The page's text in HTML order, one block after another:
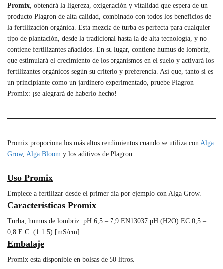
Promix, obtendrá la ligereza, oxigenación y vitalidad que espera de un
producto Plagron de alta calidad, combinado con todos los beneficios de
la fertilización orgánica. Esta mezcla de turba es perfecta para cualquier
tipo de plantación, desde la tradicional hasta la de alta tecnología, y no
contiene fertilizantes añadidos. En su lugar, contiene humus de lombriz,
que estimulará el crecimiento de los organismos en el suelo y activará los
fertilizantes orgánicos según su criterio y preferencia. Así que, tanto si es
un principiante como un jardinero experimentado, pruebe Plagron
Promix: ¡se alegrará de haberlo hecho!
Promix propociona los más altos rendimientos cuando se utiliza con Alga
Grow, Alga Bloom y los aditivos de Plagron.
Uso Promix
Empiece a fertilizar desde el primer día por ejemplo con Alga Grow.
Características Promix
Turba, humus de lombriz. pH 6,5 – 7,9 EN13037 pH (H2O) EC 0,5 –
0,8 E.C. (1:1.5) [mS/cm]
Embalaje
Promix esta disponible en bolsas de 50 litros.